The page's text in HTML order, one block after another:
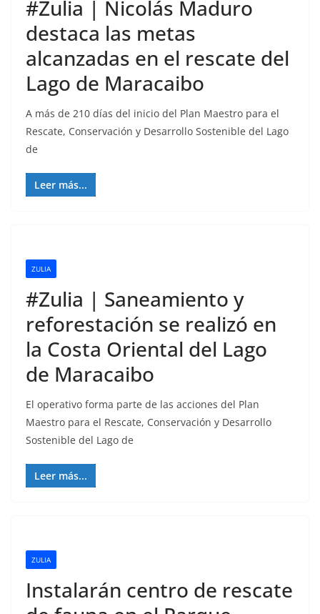
#Zulia | Nicolás Maduro
destaca las metas
alcanzadas en el rescate del
Lago de Maracaibo
A más de 210 días del inicio del Plan Maestro para el
Rescate, Conservación y Desarrollo Sostenible del Lago
de
Leer más...
ZULIA
#Zulia | Saneamiento y
reforestación se realizó en
la Costa Oriental del Lago
de Maracaibo
El operativo forma parte de las acciones del Plan
Maestro para el Rescate, Conservación y Desarrollo
Sostenible del Lago de
Leer más...
ZULIA
Instalarán centro de rescate